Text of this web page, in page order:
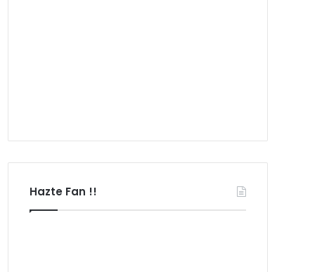
Hazte Fan !!